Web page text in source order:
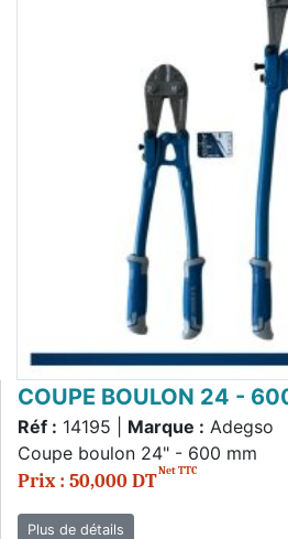
COUPE BOULON 24 -
Réf : 14195 | Marque : Adegso
Coupe boulon 24" - 600 mm
Prix : 50,000 DTNet TTC
Plus de détails